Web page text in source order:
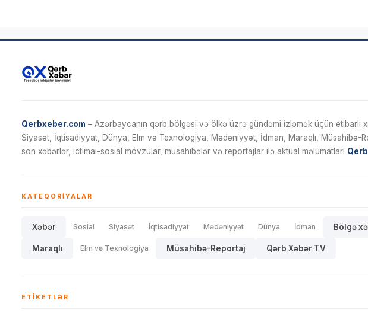
Qerbxeber.com – Azərbaycanın qərb bölgəsi və ölkə üzrə gündəmi izləmək üçün etibarlı
Siyasət, İqtisadiyyat, Dünya, Elm və Texnologiya, Mədəniyyət, İdman, Maraqlı,
son xəbərlər, ictimai-sosial mövzular, müsahibələr və reportajlar ilə aktual məlumatları
KATEQORIYALAR
Xəbər Sosial Siyasət İqtisadiyyat Mədəniyyət Dünya İdman Bölgə
Maraqlı Elm və Texnologiya Müsahibə-Reportaj Qərb Xəbər TV
ETIKETLƏR